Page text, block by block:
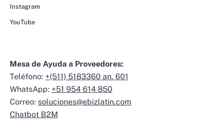
Instagram
YouTube
Mesa de Ayuda a Proveedores:
Teléfono: +(511) 5183360 an. 601
WhatsApp: +51 954 614 850
Correo: soluciones@ebizlatin.com
Chatbot B2M